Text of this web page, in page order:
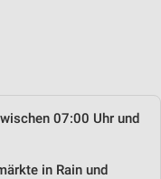
07:00 Uhr und
in Rain und